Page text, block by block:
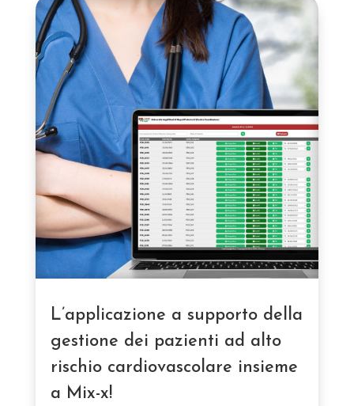
L’applicazione a supporto della
gestione dei pazienti ad alto
rischio cardiovascolare insieme
a Mix-x!